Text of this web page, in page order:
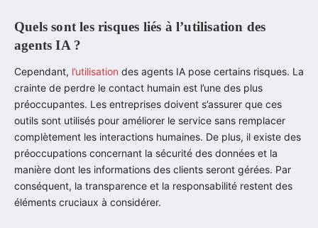
Quels sont les risques liés à l’utilisation des
agents IA ?
Cependant, l’utilisation des agents IA pose certains risques. La
crainte de perdre le contact humain est l’une des plus
préoccupantes. Les entreprises doivent s’assurer que ces
outils sont utilisés pour améliorer le service sans remplacer
complètement les interactions humaines. De plus, il existe des
préoccupations concernant la sécurité des données et la
manière dont les informations des clients seront gérées. Par
conséquent, la transparence et la responsabilité restent des
éléments cruciaux à considérer.